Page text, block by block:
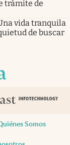
trámite de
vida tranquila
de buscar
pestaña
nueva pestaña
en nueva pestaña
Somos